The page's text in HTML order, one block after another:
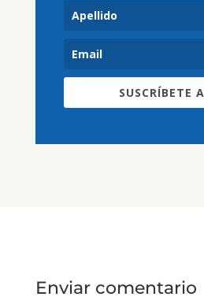
SUSCRÍBETE
Enviar comentario